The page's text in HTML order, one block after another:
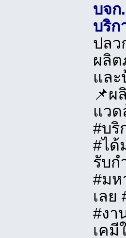
บจก
บริก
ปลว
ผลิ
แล
📌
แว
#บริ
#ได้
รับก
#มห
เลย
#งา
เคมี